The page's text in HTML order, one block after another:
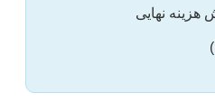
هزینه نهایی